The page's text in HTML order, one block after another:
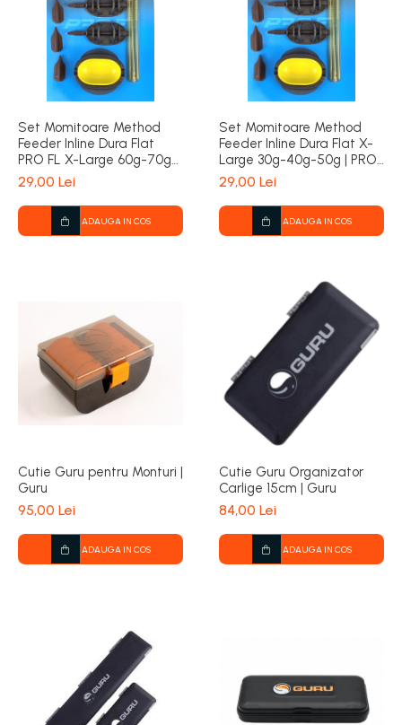
Set Momitoare Method
Feeder Inline Dura Flat
PRO FL X-Large 60g-70g-
80g | PRO FL
29,00 Lei
ADAUGA IN COS
Set Momitoare Method
Feeder Inline Dura Flat X-
Large 30g-40g-50g | PRO
FL
29,00 Lei
ADAUGA IN COS
Cutie Guru pentru Monturi |
Guru
95,00 Lei
ADAUGA IN COS
Cutie Guru Organizator
Carlige 15cm | Guru
84,00 Lei
ADAUGA IN COS